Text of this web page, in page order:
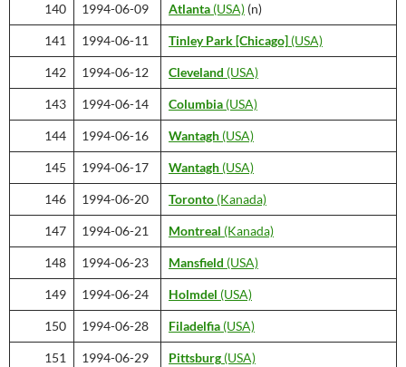
140 1994-06-09 Atlanta (USA) (n)
141 1994-06-11 Tinley Park[Chicago] (USA)
142 1994-06-12 Cleveland (USA)
143 1994-06-14 Columbia (USA)
144 1994-06-16 Wantagh (USA)
145 1994-06-17 Wantagh (USA)
146 1994-06-20 Toronto (Kanada)
147 1994-06-21 Montreal (Kanada)
148 1994-06-23 Mansfield (USA)
149 1994-06-24 Holmdel (USA)
150 1994-06-28 Filadelfia (USA)
151 1994-06-29 Pittsburg (USA)